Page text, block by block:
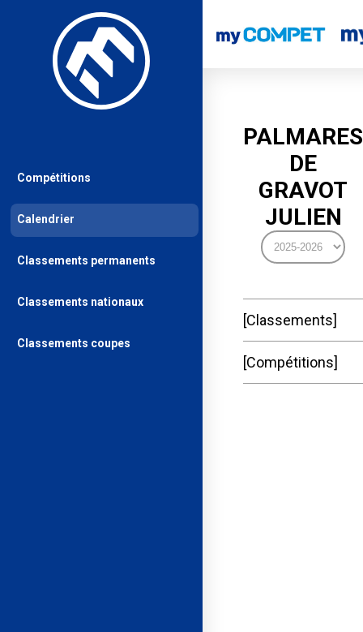
PALMARES
DE
GRAVOT
JULIEN
Classements
Compétitions
Compétitions
Calendrier
Classements permanents
Classements nationaux
Classements coupes